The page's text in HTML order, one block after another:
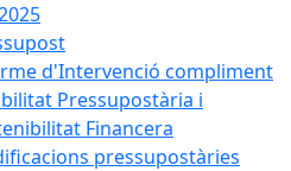
d'Intervenció compliment
Pressupostària i
Financera
pressupostàries